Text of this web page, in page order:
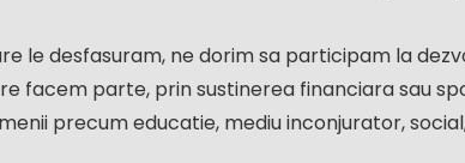
le desfasuram, ne dorim sa participam la
facem parte, prin sustinerea financiara sau
precum educatie, mediu inconjurator,